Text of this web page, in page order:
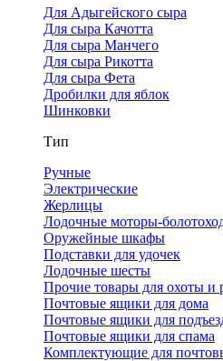
Для Адыгейского сыра
Для сыра Качотта
Для сыра Манчего
Для сыра Рикотта
Для сыра Фета
Дробилки для яблок
Шинковки
Тип
Ручные
Электрические
Жерлицы
Лодочные моторы-
Оружейные шкафы
Подставки для удочек
Лодочные шесты
Прочие товары для охоты и
Почтовые ящики для дома
Почтовые ящики для
Почтовые ящики для спама
Комплектующие для